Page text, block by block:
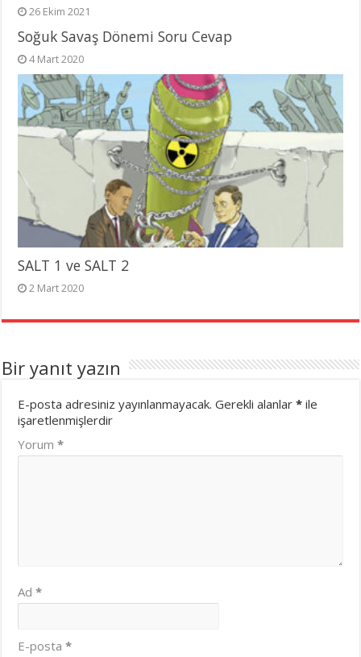
26 Ekim 2021
Soğuk Savaş Dönemi Soru Cevap
4 Mart 2020
SALT 1 ve SALT 2
2 Mart 2020
Bir yanıt yazın
E-posta adresiniz yayınlanmayacak. Gerekli alanlar* ile
işaretlenmişlerdir
Yorum*
Ad*
E-posta*